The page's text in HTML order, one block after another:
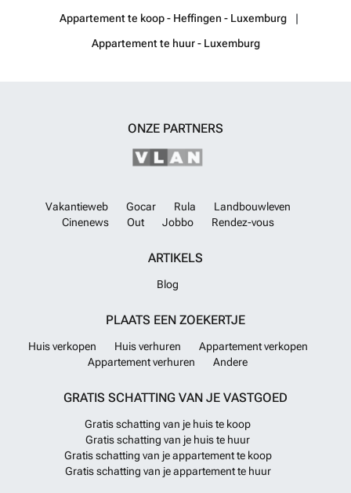
volledig naar eigen inzicht te creëren. Voor verdere details of om een
mail. Onze financiële partners staan klaar om u te helpen bij het
Appartement te koop - Heffingen - Luxemburg
Appartement te huur - Luxemburg
ONZE PARTNERS
Vakantieweb Gocar Rula
Landbouwleven
Cinenews
Out Jobbo Rendez-vous
ARTIKELS
Blog
PLAATS EEN ZOEKERTJE
Huis verkopen Huis verhuren
Appartement verkopen
Appartement verhuren
Andere
GRATIS SCHATTING VAN JE VASTGOED
Gratis schatting van je huis te koop
Gratis schatting van je huis te huur
Gratis schatting van je appartement te koop
Gratis schatting van je appartement te huur